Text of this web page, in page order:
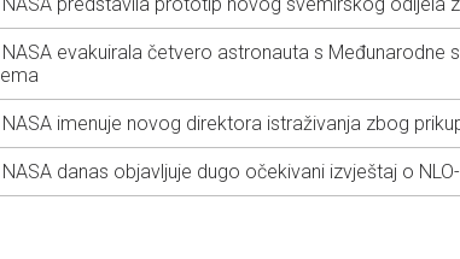
NASA evakuirala četvero astronauta s Međunarodne
NASA imenuje novog direktora istraživanja zbog
NASA danas objavljuje dugo očekivani izvještaj o